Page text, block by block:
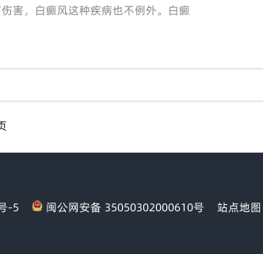
害，白癜风这种疾病也不例外。白癜
-5 闽公网安备 35050302000610号 站点地图